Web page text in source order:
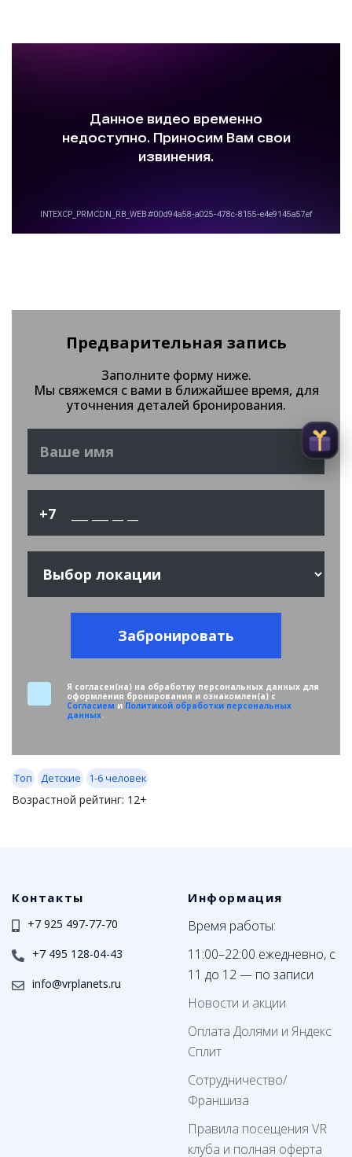
Предварительная запись
Заполните форму ниже.
Мы свяжемся с вами в ближайшее время, для
уточнения деталей бронирования.
+7
Забронировать
Я согласен(на) на обработку персональных данных для
оформления бронирования и ознакомлен(а) с
Согласием и Политикой обработки персональных
данных.
Топ Детские 1-6 человек
Возрастной рейтинг: 12+
Контакты
+7 925 497-77-70
+7 495 128-04-43
info@vrplanets.ru
Информация
Время работы:
11:00–22:00 ежедневно, с
11 до 12 — по записи
Новости и акции
Оплата Долями и Яндекс
Сплит
Сотрудничество/
Франшиза
Правила посещения VR
клуба и полная оферта